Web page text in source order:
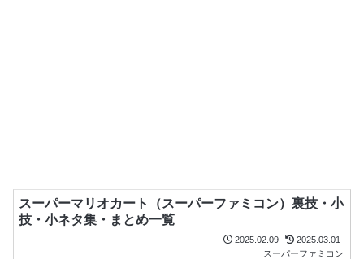
スーパーマリオカート（スーパーファミコン）裏技・小
技・小ネタ集・まとめ一覧
2025.02.09
2025.03.01
スーパーファミコン